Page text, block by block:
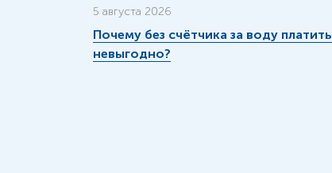
5 августа 2026
Почему без счётчика за воду платить
невыгодно?